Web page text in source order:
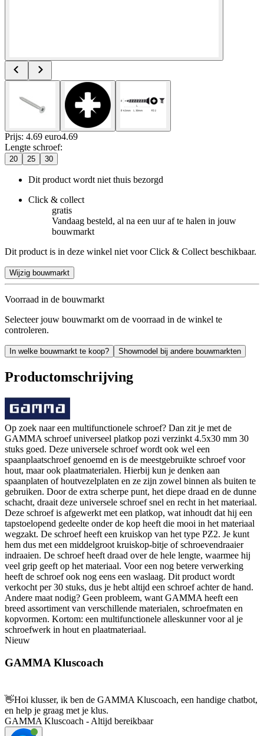
Prijs: 4.69 euro4.69
Lengte schroef:
20 25 30
Dit product wordt niet thuis bezorgd
Click & collect
gratis
Vandaag besteld, al na een uur af te halen in jouw
bouwmarkt
Dit product is in deze winkel niet voor Click & Collect beschikbaar.
Wijzig bouwmarkt
Voorraad in de bouwmarkt
Selecteer jouw bouwmarkt om de voorraad in de winkel te
controleren.
In welke bouwmarkt te koop? Showmodel bij andere bouwmarkten
Productomschrijving
Op zoek naar een multifunctionele schroef? Dan zit je met de
GAMMA schroef universeel platkop pozi verzinkt 4.5x30 mm 30
stuks goed. Deze universele schroef wordt ook wel een
spaanplaatschroef genoemd en is de meestgebruikte schroef voor
hout, maar ook plaatmaterialen. Hierbij kun je denken aan
spaanplaten of houtvezelplaten en ze zijn zowel binnen als buiten te
gebruiken. Door de extra scherpe punt, het diepe draad en de dunne
schacht, draait deze universele schroef snel en recht in het materiaal.
Deze schroef is afgewerkt met een platkop, wat inhoudt dat hij een
tapstoelopend gedeelte onder de kop heeft die mooi in het materiaal
wegzakt. De schroef heeft een kruiskop van het type PZ2. Je kunt
hem dus met een middelgroot kruiskop-bitje of schroevendraaier
indraaien. De schroef heeft draad over de hele lengte, waarmee hij
veel grip geeft op het materiaal. Voor een nog betere verwerking
heeft de schroef ook nog eens een waslaag. Dit product wordt
verkocht per 30 stuks, dus je hebt altijd een schroef achter de hand.
Andere maat nodig? Geen probleem, want GAMMA heeft een
breed assortiment van verschillende materialen, schroefmaten en
kopvormen. Kortom: een multifunctionele alleskunner voor al je
schroefwerk in hout en plaatmateriaal.
Nieuw
GAMMA Kluscoach
👋Hoi klusser, ik ben de GAMMA Kluscoach, een handige chatbot,
en help je graag met je klus.
GAMMA Kluscoach - Altijd bereikbaar